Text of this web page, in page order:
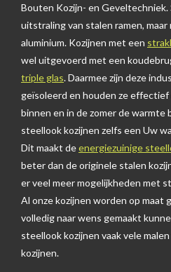
Bouten Kozijn- en
uitstraling van stalen ramen,
aluminium. Kozijnen met een
wel uitgevoerd met een
triple glas. Daarmee zijn deze
geïsoleerd en houden ze
binnen en in de zomer de warmte
steellook kozijnen zelfs een Uw
Dit maakt deenergiezuinige
beter dan de originele stalen
er veel meer mogelijkheden met
Al onze kozijnen worden op maat
volledig naar wens gemaakt
steellook kozijnen vaak vele
kozijnen.